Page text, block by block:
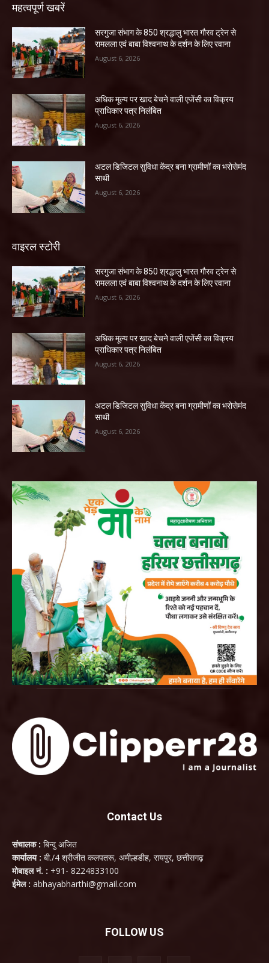
महत्वपूर्ण खबरें
सरगुजा संभाग के 850 श्रद्धालु भारत गौरव ट्रेन से
रामलला एवं बाबा विश्वनाथ के दर्शन के लिए रवाना
August 6, 2026
अधिक मूल्य पर खाद बेचने वाली एजेंसी का विक्रय
प्राधिकार पत्र निलंबित
August 6, 2026
अटल डिजिटल सुविधा केंद्र बना ग्रामीणों का भरोसेमंद
साथी
August 6, 2026
वाइरल स्टोरी
सरगुजा संभाग के 850 श्रद्धालु भारत गौरव ट्रेन से
रामलला एवं बाबा विश्वनाथ के दर्शन के लिए रवाना
August 6, 2026
अधिक मूल्य पर खाद बेचने वाली एजेंसी का विक्रय
प्राधिकार पत्र निलंबित
August 6, 2026
अटल डिजिटल सुविधा केंद्र बना ग्रामीणों का भरोसेमंद
साथी
August 6, 2026
Contact Us
संचालक : बिन्दु अजित
कार्यालय : बी./4 श्रीजीत कलपतरू, अमील्हडीह, रायपुर, छत्तीसगढ़
मोबाइल नं. : +91- 8224833100
ईमेल : abhayabharthi@gmail.com
FOLLOW US